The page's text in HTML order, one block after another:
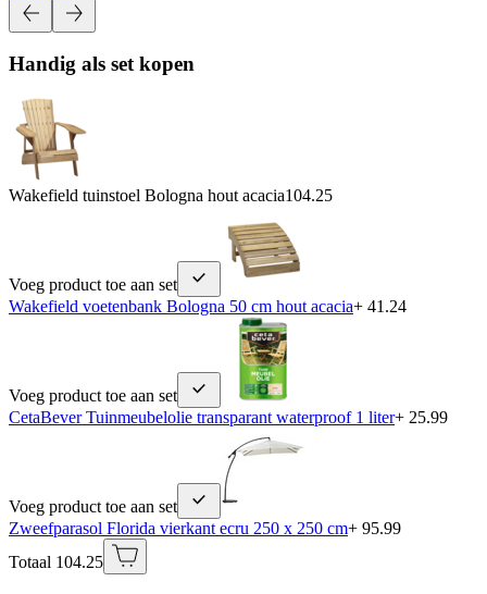
Handig als set kopen
Wakefield tuinstoel Bologna hout acacia104.25
Voeg product toe aan set
Wakefield voetenbank Bologna 50 cm hout acacia+ 41.24
Voeg product toe aan set
CetaBever Tuinmeubelolie transparant waterproof 1 liter+ 25.99
Voeg product toe aan set
Zweefparasol Florida vierkant ecru 250 x 250 cm+ 95.99
Totaal 104.25